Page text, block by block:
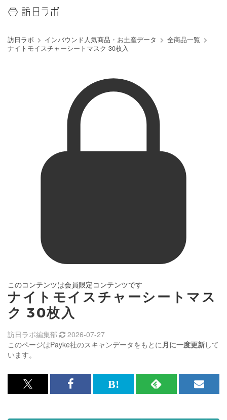
訪日ラボ インバウンド人気商品・お土産データ
全商品一覧
ナイトモイスチャーシートマスク 30枚入
このコンテンツは会員限定コンテンツです
ナイトモイスチャーシートマス
ク 30枚入
このページはPayke社のスキャンデータをもとに月に一度更新して
います。
訪日ラボ編集部 2026-07-27
x<br>
Facebook<br>
は
RSS
メ